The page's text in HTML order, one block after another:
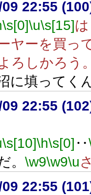
22:55
\s[0]\u\s[15]
ヤーを買っ
ろしかろう
に填ってく
22:55
\s[10]\h\s[0] ‥
。 \w9\w9\u
22:55